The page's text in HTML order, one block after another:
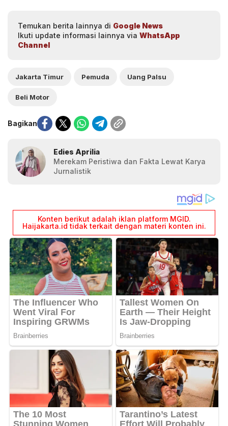
Temukan berita lainnya di Google News
Ikuti update informasi lainnya via WhatsApp
Channel
Jakarta Timur Pemuda Uang Palsu
Beli Motor
Bagikan
Edies Aprilia
Merekam Peristiwa dan Fakta Lewat Karya
Jurnalistik